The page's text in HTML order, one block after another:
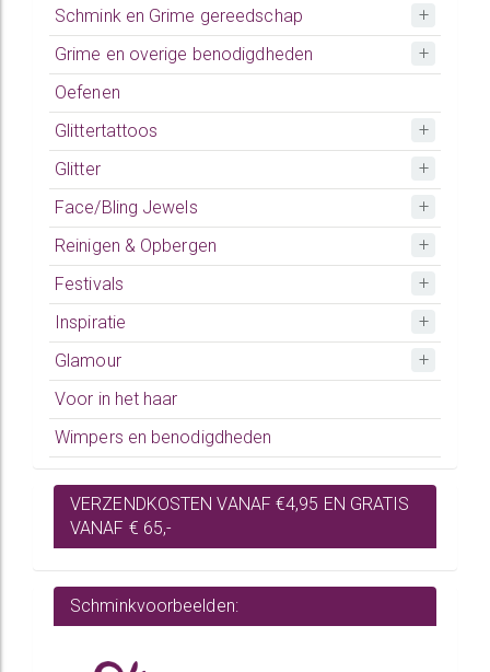
Schmink en Grime gereedschap
Grime en overige benodigdheden
Oefenen
Glittertattoos
Glitter
Face/Bling Jewels
Reinigen & Opbergen
Festivals
Inspiratie
Glamour
Voor in het haar
Wimpers en benodigdheden
VERZENDKOSTEN VANAF €4,95 EN GRATIS
VANAF € 65,-
Schminkvoorbeelden: